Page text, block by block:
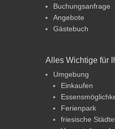
Buchungsanfrage
Angebote
Gästebuch
Alles Wichtige für
Umgebung
Einkaufen
Ferienpark
friesische